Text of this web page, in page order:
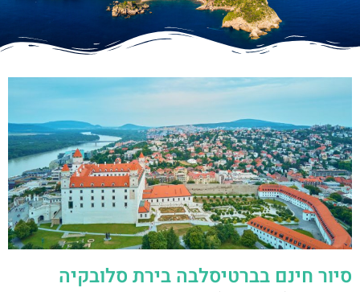
סיור חינם בברטיסלבה בירת סלובקיה